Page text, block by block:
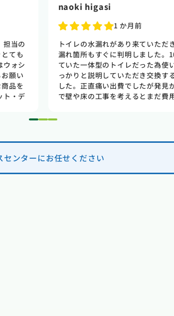
担当の
ても
ウォシ
願い
品を
ト・デ
ざいま
naoki higasi
1 か月前
トイレの水漏れがあり来ていただ
漏れ箇所もすぐに判明しました。
ていた一体型のトイレだった為使
っかりと説明していただき交換す
した。正直痛い出費でしたが発見
で壁や床の工事を考えるとまだ費
1 2 3
ンターにお任せください